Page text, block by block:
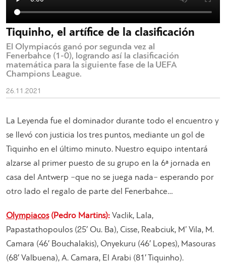
Tiquinho, el artífice de la clasificación
El Olympiacós ganó por segunda vez al
Fenerbahce (1-0), logrando así la clasificación
matemática para la siguiente fase de la UEFA
Champions League.
26.11.2021
La Leyenda fue el dominador durante todo el encuentro y
se llevó con justicia los tres puntos, mediante un gol de
Tiquinho en el último minuto. Nuestro equipo intentará
alzarse al primer puesto de su grupo en la 6ª jornada en
casa del Antwerp −que no se juega nada− esperando por
otro lado el regalo de parte del Fenerbahce…
Olympiacos(Pedro Martins): Vaclik, Lala,
Papastathopoulos (25′ Ou. Ba), Cisse, Reabciuk, M’ Vila, M.
Camara (46′ Bouchalakis), Onyekuru (46′ Lopes), Masouras
(68′ Valbuena), A. Camara, El Arabi (81′ Tiquinho).